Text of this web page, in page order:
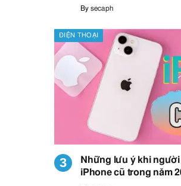
By secaph
ĐIỆN THOẠI
Những lưu ý khi
iPhone cũ trong năm